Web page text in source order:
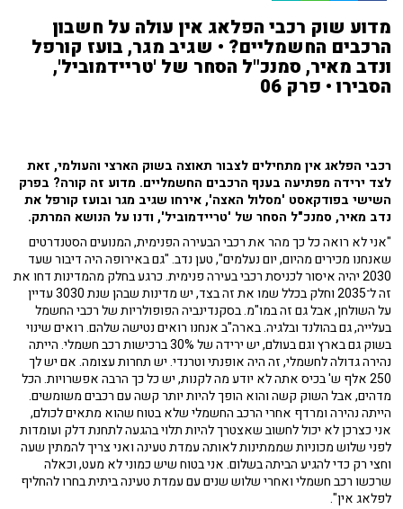
מדוע שוק רכבי הפלאג אין עולה על חשבון
הרכבים החשמליים? • שגיב מגר, בועז קורפל
ונדב מאיר, סמנכ"ל הסחר של 'טריידמוביל',
הסבירו • פרק 06
רכבי הפלאג אין מתחילים לצבור תאוצה בשוק הארצי והעולמי, זאת
לצד ירידה מפתיעה בענף הרכבים החשמליים. מדוע זה קורה? בפרק
השישי בפודקאסט 'מסלול האצה', אירחו שגיב מגר ובועז קורפל את
נדב מאיר, סמנכ"ל הסחר של 'טריידמוביל', ודנו על הנושא המרתק.
"אני לא רואה כל כך מהר את רכבי הבעירה הפנימית, המנועים הסטנדרטים
שאנחנו מכירים מהיום, יום נעלמים", טען נדב. "גם באירופה היה דיבור שעד
2030 יהיה איסור לכניסת רכבי בעירה פנימית. כרגע בחלק מהמדינות דחו את
זה ל־2035 וחלק בכלל שמו את זה בצד, יש מדינות שבהן שנת 3030 עדיין
על השולחן, אבל גם זה במו"מ. בסקנדינביה הפופולריות של רכבי החשמל
בעלייה, גם בהולנד ובלגיה. בארה"ב אנחנו רואים נטישה שלהם. רואים שינוי
בשוק גם בארץ וגם בעולם, יש ירידה של 30% ברכישות רכב חשמלי. הייתה
נהירה גדולה לחשמלי, זה היה אופנתי וטרנדי. יש תחרות עצומה. אם יש לך
250 אלף ש' בכיס אתה לא יודע מה לקנות, יש כל כך הרבה אפשרויות. הכל
מדהים, אבל השוק קשה והוא הופך להיות יותר קשה עם רכבים משומשים.
הייתה נהירה ומרדף אחרי הרכב החשמלי שלא בטוח שהוא מתאים לכולם,
אני כצרכן לא יכול לחשוב שאצטרך להיות תלוי בהגעה לתחנת דלק ועומדות
לפני שלוש מכוניות שממתינות לאותה עמדת טעינה ואני צריך להמתין שעה
וחצי רק כדי להגיע הביתה בשלום. אני בטוח שיש כמוני לא מעט, וכאלה
שרכשו רכב חשמלי ואחרי שלוש שנים עם עמדת טעינה ביתית בחרו להחליף
לפלאג אין".